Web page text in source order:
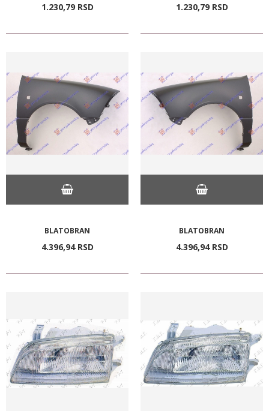
1.230,79 RSD 1.230,79 RSD
BLATOBRAN
4.396,94 RSD
BLATOBRAN
4.396,94 RSD